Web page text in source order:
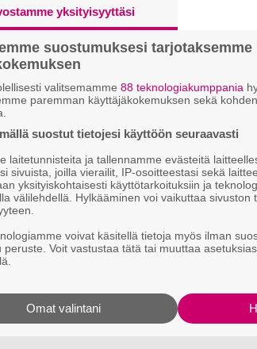
puolivälin tienoilla meininki alkaa
Suuri kauneusvirhe tämä ei
musiikilta odottaa, tai pikemminkin
Hard Action ei vielä pysty, mutta
suoltamaan jatkossa muutaman
saattaisi roihahtaa taas hiilloksesta
yksityisyyttäsi
suostumuksesi
valitsemamme 88 teknologiakumppania
paremman käyttäjäkokemuksen sekä
suostut tietojesi käyttöön seuraavasti
laitetunnisteita ja tallennamme evästeitä
sivuista, joilla vierailit, IP-osoitteestasi sekä
yksityiskohtaisesti käyttötarkoituksiin ja
välilehdellä. Hylkääminen voi vaikuttaa sivuston
voivat käsitellä tietoja myös ilman
peruste. Voit vastustaa tätä tai muuttaa
Omat valintani